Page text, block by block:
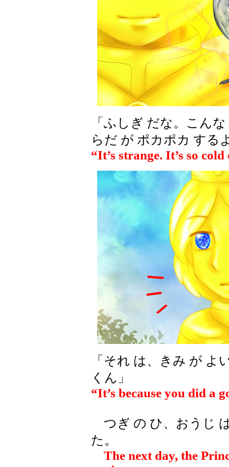
「ふしぎ だな。こん
らだ が ポカポカ する
“It’s strange. It’s so
「それ は、きみ が
くん」
“It’s because you did a
つぎ の ひ、おうじ
た。
The next day, the